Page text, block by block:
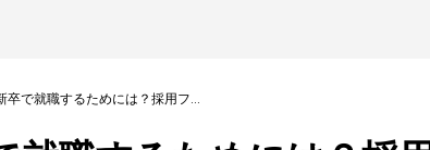
【櫻護謨】新卒で就職するためには？採用フローや選考対策を徹底解説！